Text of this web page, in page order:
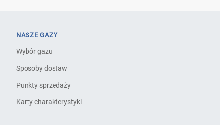
NASZE GAZY
Wybór gazu
Sposoby dostaw
Punkty sprzedaży
Karty charakterystyki